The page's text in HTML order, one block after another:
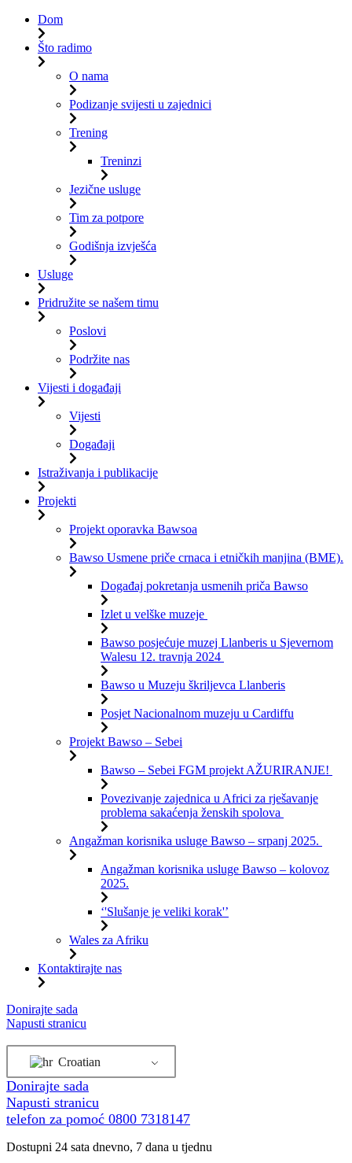
Dom
Što radimo
O nama
Podizanje svijesti u zajednici
Trening
Treninzi
Jezične usluge
Tim za potpore
Godišnja izvješća
Usluge
Pridružite se našem timu
Poslovi
Podržite nas
Vijesti i događaji
Vijesti
Događaji
Istraživanja i publikacije
Projekti
Projekt oporavka Bawsoa
Bawso Usmene priče crnaca i etničkih manjina (BME).
Događaj pokretanja usmenih priča Bawso
Izlet u velške muzeje
Bawso posjećuje muzej Llanberis u Sjevernom
Walesu 12. travnja 2024
Bawso u Muzeju škriljevca Llanberis
Posjet Nacionalnom muzeju u Cardiffu
Projekt Bawso – Sebei
Bawso – Sebei FGM projekt AŽURIRANJE!
Povezivanje zajednica u Africi za rješavanje
problema sakaćenja ženskih spolova
Angažman korisnika usluge Bawso – srpanj 2025.
Angažman korisnika usluge Bawso – kolovoz
2025.
‘'Slušanje je veliki korak'’
Wales za Afriku
Kontaktirajte nas
Preskoči
na
Donirajte sada
Napusti stranicu
Croatian
Donirajte sada
Napusti stranicu
telefon za pomoć 0800 7318147
Dostupni 24 sata dnevno, 7 dana u tjednu